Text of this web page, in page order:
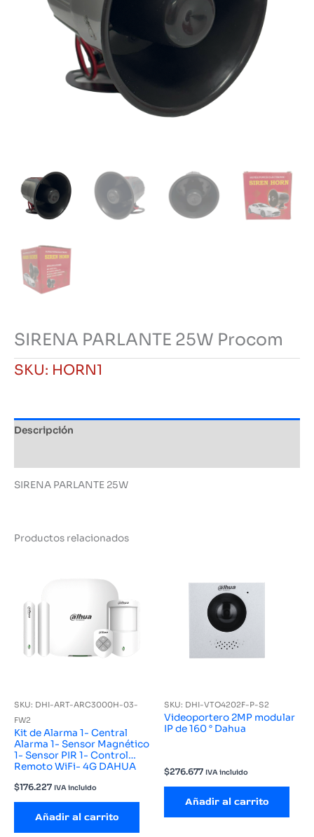
SIRENA PARLANTE 25W Procom
SKU: HORN1
Descripción
SIRENA PARLANTE 25W
Productos relacionados
SKU: DHI-ART-ARC3000H-03-
FW2
Kit de Alarma 1- Central
Alarma 1- Sensor Magnético
1- Sensor PIR 1- Control
Remoto WiFi- 4G DAHUA
$176.227 IVA incluido
Añadir al carrito
SKU: DHI-VTO4202F-P-S2
Videoportero 2MP modular
IP de 160 ° Dahua
$276.677 IVA incluido
Añadir al carrito